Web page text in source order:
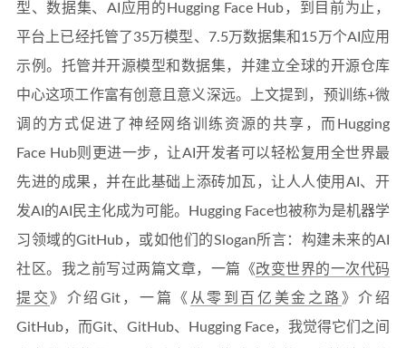
型、数据集、AI应用的Hugging Face Hub，到目前为止，
平台上已经托管了35万模型、7.5万数据集和15万个AI应用
示例。托管并开源模型和数据集，并建立全球的开源仓库
中心这项工作富有创意且意义深远。上文提到，预训练+微
调的方式促进了神经网络训练资源的共享，而Hugging
Face Hub则更进一步，让AI开发者可以轻松复用全世界最
先进的成果，并在此基础上添砖加瓦，让人人使用AI、开
发AI的AI民主化成为可能。Hugging Face也被称为是机器学
习领域的GitHub，或如他们的Slogan所言：构建未来的AI
社区。我之前写过两篇文章，一篇《改变世界的一次代码
提交 》介绍Git，一篇《 从零到百亿美金之路 》介绍
GitHub，而Git、GitHub、Hugging Face，我觉得它们之间